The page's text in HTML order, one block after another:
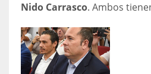
Nido Carrasco. Ambos